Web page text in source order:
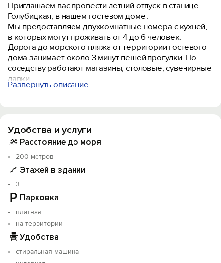
Приглашаем вас провести летний отпуск в станице
Голубицкая, в нашем гостевом доме .
Мы предоставляем двухкомнатные номера с кухней,
в которых могут проживать от 4 до 6 человек.
Дорога до морского пляжа от территории гостевого
дома занимает около 3 минут пешей прогулки. По
соседству работают магазины, столовые, сувенирные
лавки.
На территории есть места для отдыха, мангал,
По согласованию возможно проживание с питомцами.
Мы находимся на очень тихой улице, где не
нет шумов от дискотек.
Развернуть описание
Удобства и услуги
Расстояние до моря
200 метров
Этажей в здании
3
Парковка
платная
на территории
Удобства
стиральная машина